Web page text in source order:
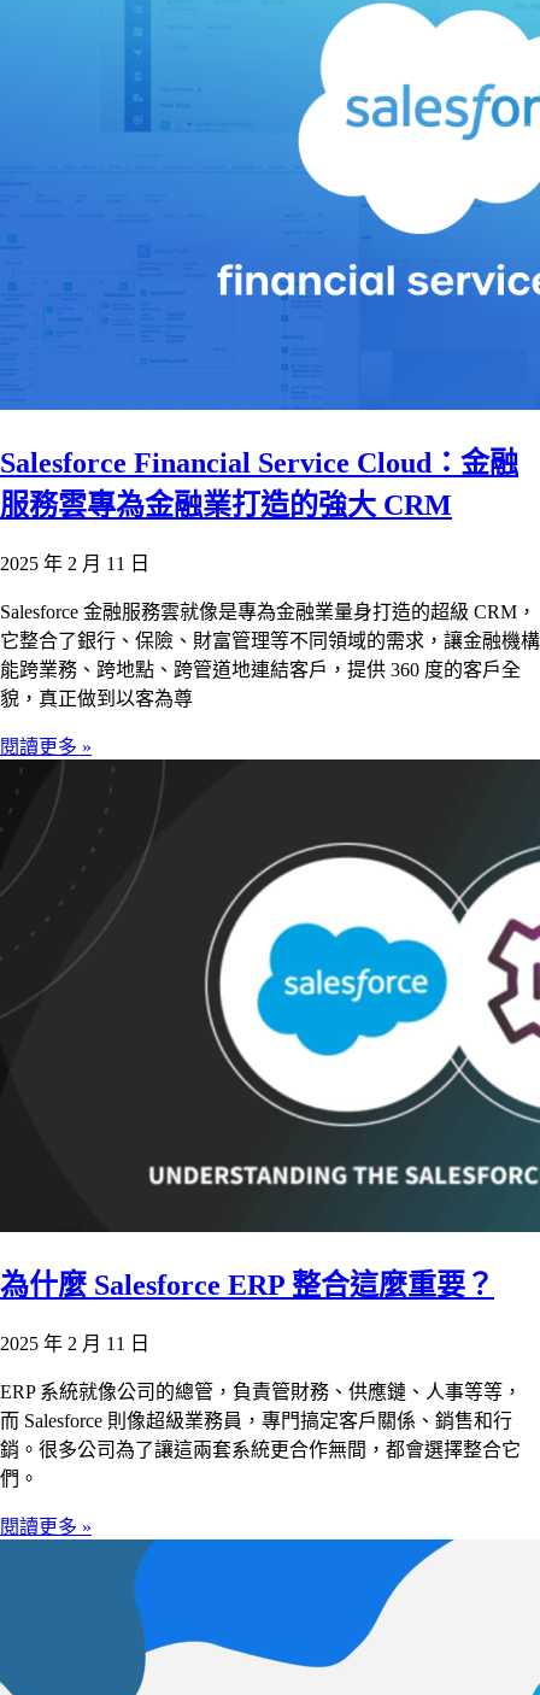
Salesforce Financial Service Cloud：金融
服務雲專為金融業打造的強大 CRM
2025 年 2 月 11 日
Salesforce 金融服務雲就像是專為金融業量身打造的超級 CRM，
它整合了銀行、保險、財富管理等不同領域的需求，讓金融機構
能跨業務、跨地點、跨管道地連結客戶，提供 360 度的客戶全
貌，真正做到以客為尊
閱讀更多 »
為什麼 Salesforce ERP 整合這麼重要？
2025 年 2 月 11 日
ERP 系統就像公司的總管，負責管財務、供應鏈、人事等等，
而 Salesforce 則像超級業務員，專門搞定客戶關係、銷售和行
銷。很多公司為了讓這兩套系統更合作無間，都會選擇整合它
們。
閱讀更多 »